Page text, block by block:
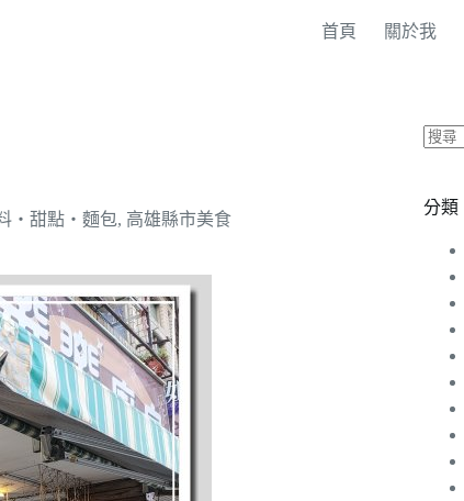
首頁 關於我
‧甜點‧麵包, 高雄縣市美食
到
分類